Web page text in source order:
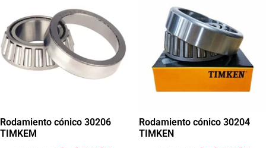
Rodamiento cónico 30206
TIMKEM
Rodamiento cónico 30204
TIMKEN